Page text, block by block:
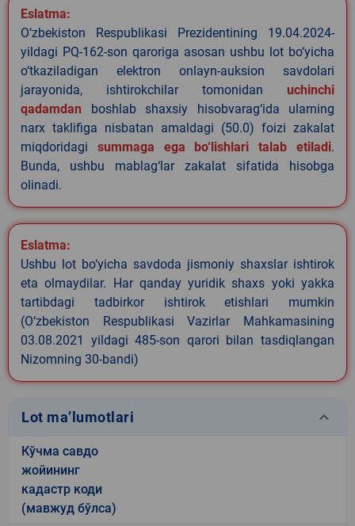
Eslatma:
O‘zbekiston Respublikasi Prezidentining 19.04.2024-
yildagi PQ-162-son qaroriga asosan ushbu lot bo‘yicha
o‘tkaziladigan elektron onlayn-auksion savdolari
jarayonida, ishtirokchilar tomonidan uchinchi
qadamdan boshlab shaxsiy hisobvarag‘ida ularning
narx taklifiga nisbatan amaldagi (50.0) foizi zakalat
miqdoridagi summaga ega bo‘lishlari talab etiladi.
Bunda, ushbu mablag‘lar zakalat sifatida hisobga
olinadi.
Eslatma:
Ushbu lot bo‘yicha savdoda jismoniy shaxslar ishtirok
eta olmaydilar. Har qanday yuridik shaxs yoki yakka
tartibdagi tadbirkor ishtirok etishlari mumkin
(O‘zbekiston Respublikasi Vazirlar Mahkamasining
03.08.2021 yildagi 485-son qarori bilan tasdiqlangan
Nizomning 30-bandi)
Lot ma’lumotlari keyboard_arrow_down
Кўчма савдо
жойининг
кадастр коди
(мавжуд бўлса)